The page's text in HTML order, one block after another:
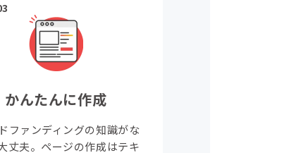
かんたんに作成
ファンディングの知識がな
丈夫。ページの作成はテキ